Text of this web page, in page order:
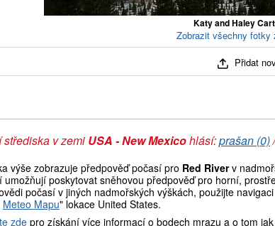
Katy and Haley
Zobrazit všechny fotky
Přidat
střediska v zemi USA - New Mexicohlásí:prašan (0)
výše zobrazuje předpověď počasí pro Red Riverv
umožňují poskytovat sněhovou předpověď pro horní,
počasí v jiných nadmořských výškách, použijte
Meteo Mapu" lokace United States.
zde pro získání více informací o bodech mrazu a o tom